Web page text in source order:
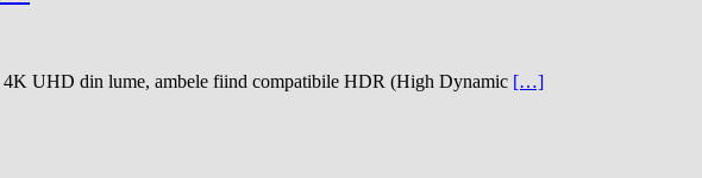
UHD din lume, ambele fiind compatibile HDR (High Dynamic […]